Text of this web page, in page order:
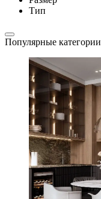
Тип
Популярные категории